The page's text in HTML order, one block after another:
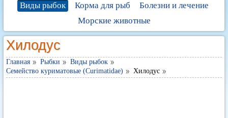
Виды рыбок
Корма для рыб
Болезни и лечение
Морские животные
Хилодус
Главная Рыбки
Виды рыбок
Семейство куриматовые (Curimatidae)
Хилодус